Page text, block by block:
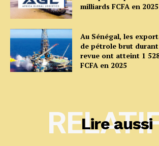
milliards FCFA en 2025
Au Sénégal, les
de pétrole brut durant
revue ont atteint 1
FCFA en 2025
Lire aussi